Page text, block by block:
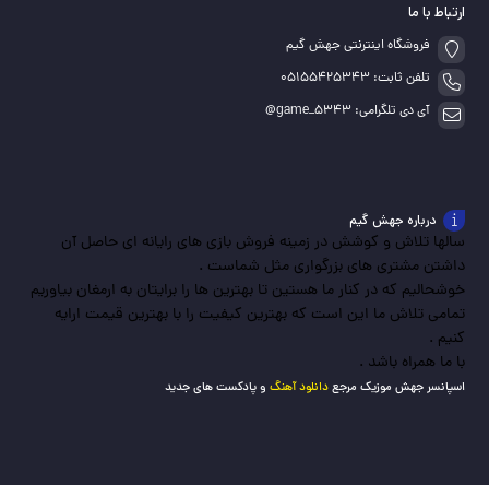
ارتباط با ما
فروشگاه اینترنتی جهش گیم
تلفن ثابت: 05155425343
آی دی تلگرامی: game_5343@
درباره جهش گیم
سالها تلاش و کوشش در زمینه فروش بازی های رایانه ای حاصل آن
داشتن مشتری های بزرگواری مثل شماست .
خوشحالیم که در کنار ما هستین تا بهترین ها را برایتان به ارمغان بیاوریم
تمامی تلاش ما این است که بهترین کیفیت را با بهترین قیمت ارایه
کنیم .
با ما همراه باشد .
اسپانسر جهش موزیک مرجعدانلود آهنگ و پادکست های جدید